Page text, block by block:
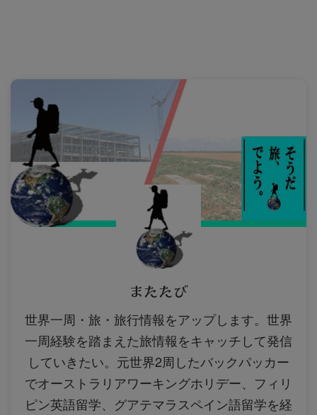
またたび
世界一周・旅・旅行情報をアップします。世界
一周経験を踏まえた旅情報をキャッチして発信
していきたい。元世界2周したバックパッカー
でオーストラリアワーキングホリデー、フィリ
ピン英語留学、グアテマラスペイン語留学を経